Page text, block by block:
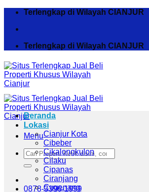
Skip
content
Terlengkap di Wilayah CIANJUR
Terlengkap di Wilayah CIANJUR
Menu
Pencarian
untuk:
0878-3396-1999
Beranda
Lokasi
Cianjur Kota
Cibeber
Cikalongkulon
Cilaku
Cipanas
Ciranjang
Cugenang